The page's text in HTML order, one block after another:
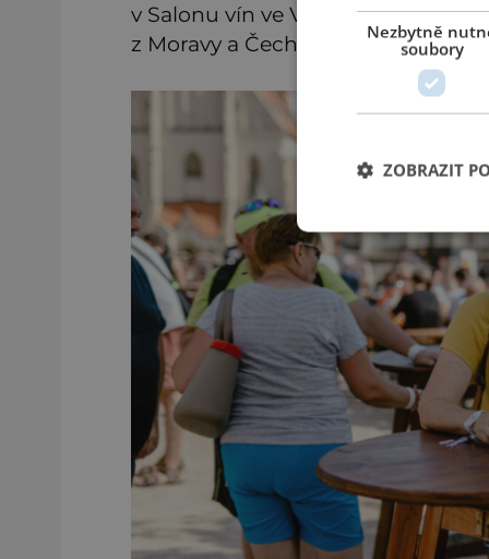
v Salonu vín ve Valticích, kde se
z Moravy a Čech.
Nezbytně
soubory
ZOBRAZIT